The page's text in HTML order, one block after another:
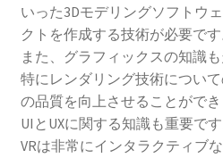
いった3Dモデリングソフトウ
クトを作成する技術が必要です
また、グラフィックスの知識も
特にレンダリング技術につい
の品質を向上させることができ
UIとUXに関する知識も重要です
VRは非常にインタラクティブ